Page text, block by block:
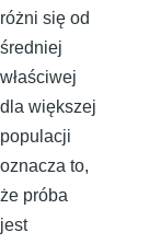
różni się od
średniej
właściwej
dla większej
populacji
oznacza to,
że próba
jest